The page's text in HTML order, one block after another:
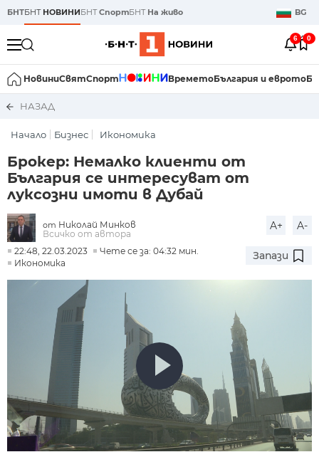
БНТБНТ НОВИНИБНТСпортБНТ На живо BG
6 0
НовиниСвятСпорт ВреметоБългария и еврото
НАЗАД
Начало Бизнес Икономика
Брокер: Немалко клиенти от
България се интересуват от
луксозни имоти в Дубай
от Николай Минков
Всичко от автора
A+ A-
22:48, 22.03.2023
Чете се за: 04:32 мин.
Икономика
Запази